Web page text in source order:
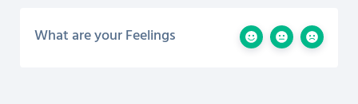
What are your Feelings